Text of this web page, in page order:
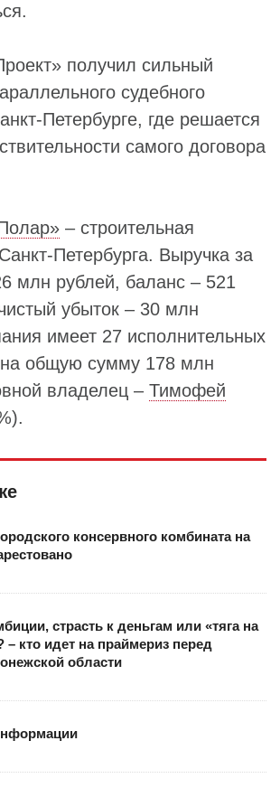
получил сильный
судебного
Петербурге, где решается
самого договора
– строительная
Петербурга. Выручка за
млн рублей, баланс – 521
убыток – 30 млн
имеет 27 исполнительных
на общую сумму 178 млн
владелец – Тимофей
консервного комбината на
страсть к деньгам или «тяга на
кто идет на праймериз перед
области